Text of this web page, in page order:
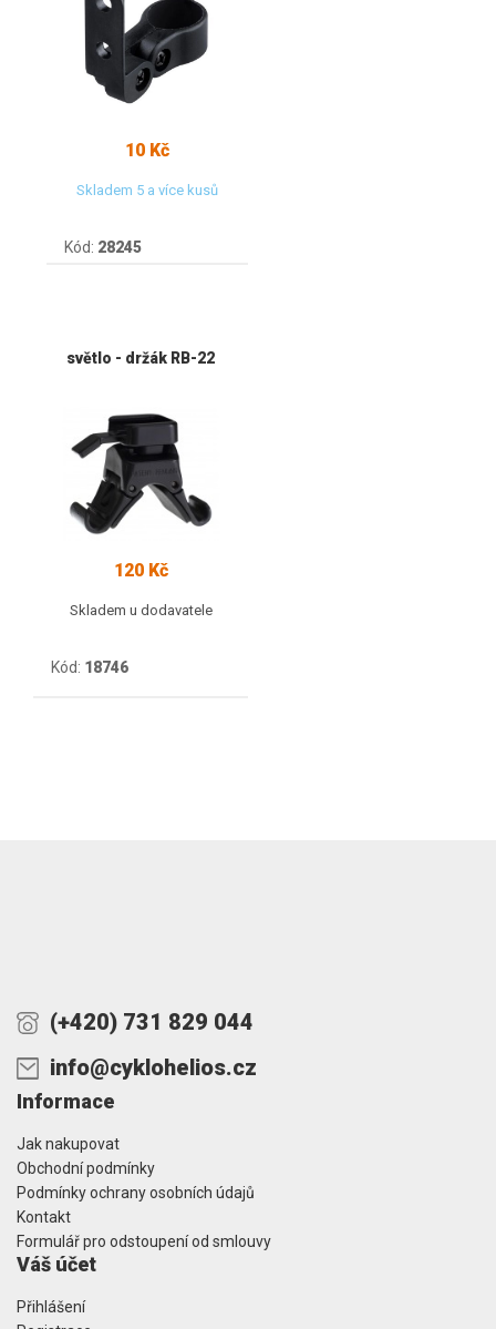
10 Kč
Skladem 5 a více kusů
Kód: 28245
světlo - držák RB-22
120 Kč
Skladem u dodavatele
Kód: 18746
(+420) 731 829 044
info@cyklohelios.cz
Informace
Jak nakupovat
Obchodní podmínky
Podmínky ochrany osobních údajů
Kontakt
Formulář pro odstoupení od smlouvy
Váš účet
Přihlášení